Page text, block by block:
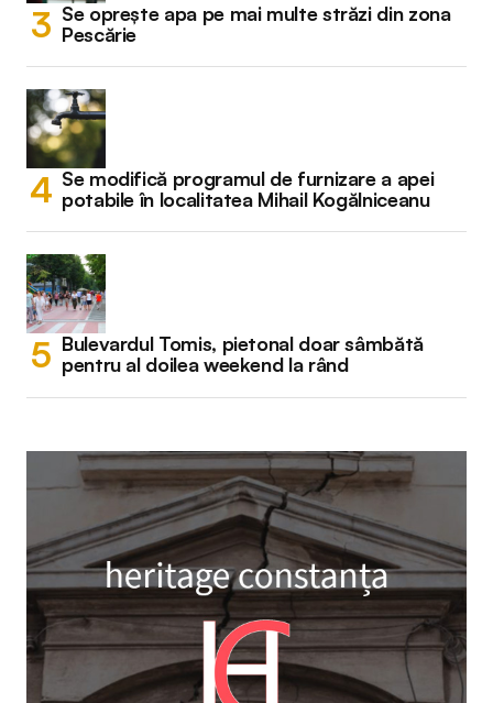
Se oprește apa pe mai multe străzi din zona
Pescărie
Se modifică programul de furnizare a apei
potabile în localitatea Mihail Kogălniceanu
Bulevardul Tomis, pietonal doar sâmbătă
pentru al doilea weekend la rând